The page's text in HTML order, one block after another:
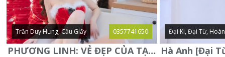
Trần Duy Hưng, Cầu Giấy 0357741650
PHƯƠNG LINH: VẺ ĐẸP CỦA TẠO HÓA, XINH ĐẸP, SEXY, QUYỄN RŨ
Đại Ki, Đại Từ,